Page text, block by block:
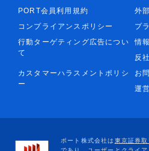
PORT会員利用規約
外
コンプライアンスポリシー
プ
行動ターゲティング広告につい
て
情
反
カスタマーハラスメントポリシ
ー
お
運